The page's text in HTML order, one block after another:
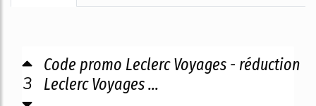
3
Code promo Leclerc Voyages - réduction
Leclerc Voyages ...